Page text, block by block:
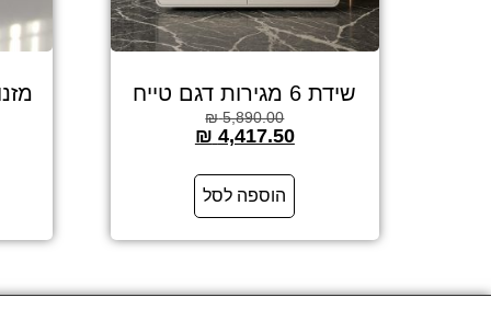
שידת 6 מגירות דגם טייח
5,890.00
₪
4,417.50
₪
הוספה לסל